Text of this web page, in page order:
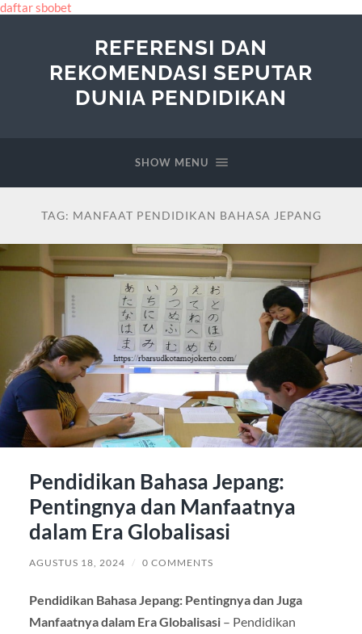
daftar sbobet
REFERENSI DAN
REKOMENDASI SEPUTAR
DUNIA PENDIDIKAN
SHOW MENU
TAG: MANFAAT PENDIDIKAN BAHASA JEPANG
Pendidikan Bahasa Jepang:
Pentingnya dan Manfaatnya
dalam Era Globalisasi
AGUSTUS 18, 2024 / 0 COMMENTS
Pendidikan Bahasa Jepang: Pentingnya dan Juga
Manfaatnya dalam Era Globalisasi– Pendidikan